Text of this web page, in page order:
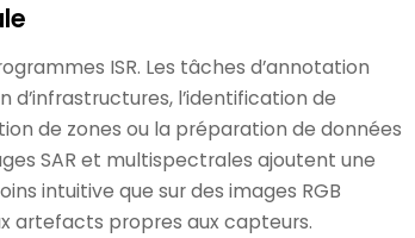
ISR. Les tâches d’annotation
l’identification de
de zones ou la préparation de données
SAR et multispectrales ajoutent une
intuitive que sur des images RGB
artefacts propres aux capteurs.